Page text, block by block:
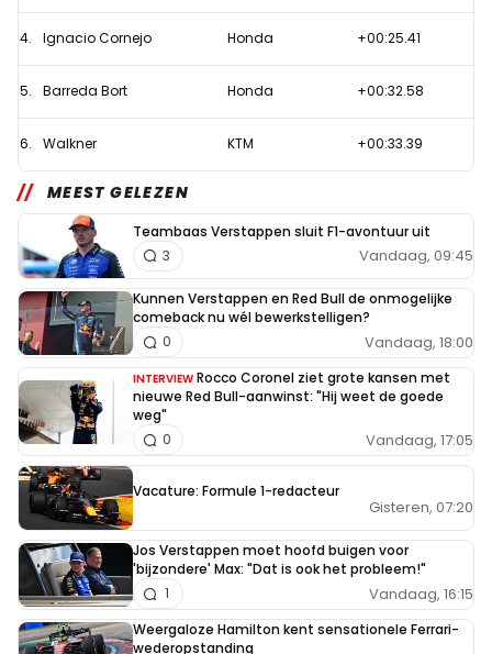
Brabec
in
4. Ignacio Cornejo Honda +00:25.41
5. Barreda Bort Honda +00:32.58
6. Walkner KTM +00:33.39
MEEST GELEZEN
Teambaas Verstappen sluit F1-avontuur uit
Vandaag, 09:45
3
Kunnen Verstappen en Red Bull de onmogelijke
comeback nu wél bewerkstelligen?
Vandaag, 18:00
0
INTERVIEW Rocco Coronel ziet grote kansen met
nieuwe Red Bull-aanwinst: "Hij weet de goede
weg"
Vandaag, 17:05
0
Vacature: Formule 1-redacteur
Gisteren, 07:20
Jos Verstappen moet hoofd buigen voor
'bijzondere' Max: "Dat is ook het probleem!"
Vandaag, 16:15
1
Weergaloze Hamilton kent sensationele Ferrari-
wederopstanding